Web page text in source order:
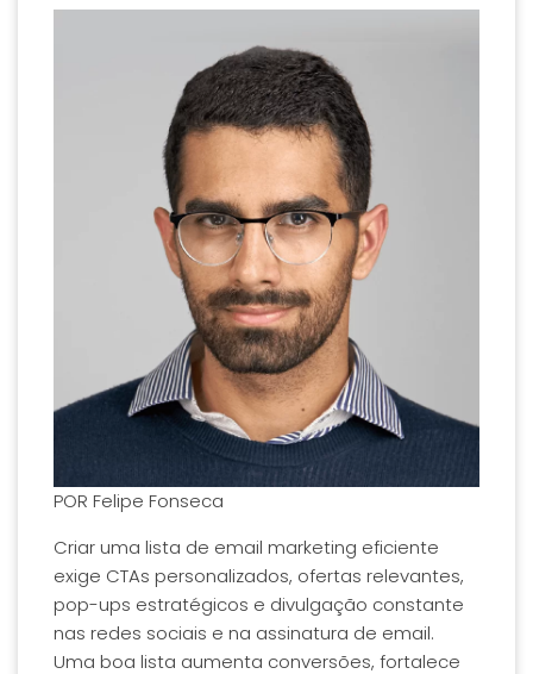
POR Felipe Fonseca
Criar uma lista de email marketing eficiente
exige CTAs personalizados, ofertas relevantes,
pop-ups estratégicos e divulgação constante
nas redes sociais e na assinatura de email.
Uma boa lista aumenta conversões, fortalece